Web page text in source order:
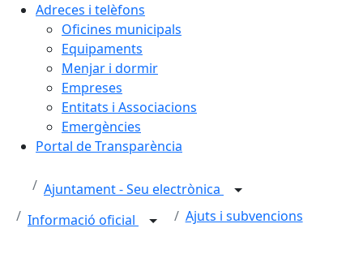
Adreces i telèfons
Oficines municipals
Equipaments
Menjar i dormir
Empreses
Entitats i Associacions
Emergències
Portal de Transparència
Ajuntament - Seu electrònica
Informació oficial
Ajuts i subvencions